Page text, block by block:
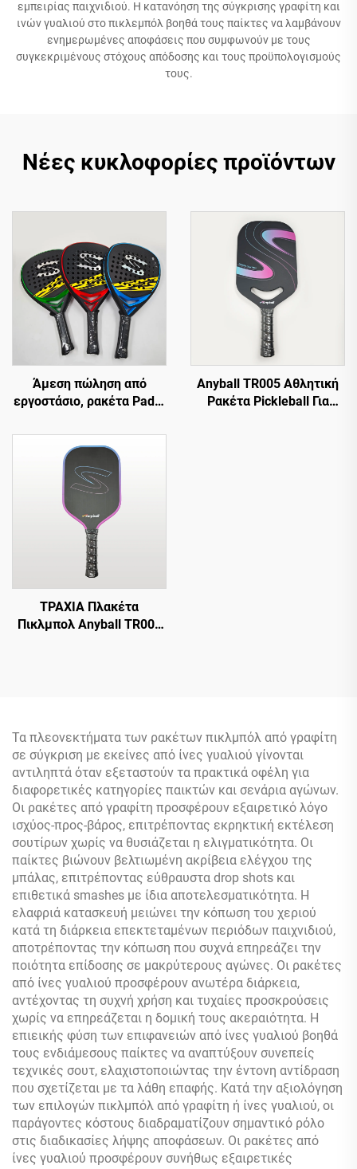
εμπειρίας παιχνιδιού. Η κατανόηση της σύγκρισης γραφίτη και
ινών γυαλιού στο πικλεμπόλ βοηθά τους παίκτες να λαμβάνουν
ενημερωμένες αποφάσεις που συμφωνούν με τους
συγκεκριμένους στόχους απόδοσης και τους προϋπολογισμούς
τους.
Νέες κυκλοφορίες προϊόντων
Άμεση πώληση από
εργοστάσιο, ρακέτα Padel
ανθρακονήματα EVA με
τραχιά επιφάνεια για
προπόνηση
Anyball TR005 Αθλητική
Ρακέτα Pickleball Για
ΤΡΑΧΙΑ Πλακέτα
Πικλμπολ Anyball TR009
Τα πλεονεκτήματα των ρακέτων πικλμπόλ από γραφίτη
σε σύγκριση με εκείνες από ίνες γυαλιού γίνονται
αντιληπτά όταν εξεταστούν τα πρακτικά οφέλη για
διαφορετικές κατηγορίες παικτών και σενάρια αγώνων.
Οι ρακέτες από γραφίτη προσφέρουν εξαιρετικό λόγο
ισχύος-προς-βάρος, επιτρέποντας εκρηκτική εκτέλεση
σουτίρων χωρίς να θυσιάζεται η ελιγματικότητα. Οι
παίκτες βιώνουν βελτιωμένη ακρίβεια ελέγχου της
μπάλας, επιτρέποντας εύθραυστα drop shots και
επιθετικά smashes με ίδια αποτελεσματικότητα. Η
ελαφριά κατασκευή μειώνει την κόπωση του χεριού
κατά τη διάρκεια επεκτεταμένων περιόδων παιχνιδιού,
αποτρέποντας την κόπωση που συχνά επηρεάζει την
ποιότητα επίδοσης σε μακρύτερους αγώνες. Οι ρακέτες
από ίνες γυαλιού προσφέρουν ανωτέρα διάρκεια,
αντέχοντας τη συχνή χρήση και τυχαίες προσκρούσεις
χωρίς να επηρεάζεται η δομική τους ακεραιότητα. Η
επιεικής φύση των επιφανειών από ίνες γυαλιού βοηθά
τους ενδιάμεσους παίκτες να αναπτύξουν συνεπείς
τεχνικές σουτ, ελαχιστοποιώντας την έντονη αντίδραση
που σχετίζεται με τα λάθη επαφής. Κατά την αξιολόγηση
των επιλογών πικλμπόλ από γραφίτη ή ίνες γυαλιού, οι
παράγοντες κόστους διαδραματίζουν σημαντικό ρόλο
στις διαδικασίες λήψης αποφάσεων. Οι ρακέτες από
ίνες γυαλιού προσφέρουν συνήθως εξαιρετικές